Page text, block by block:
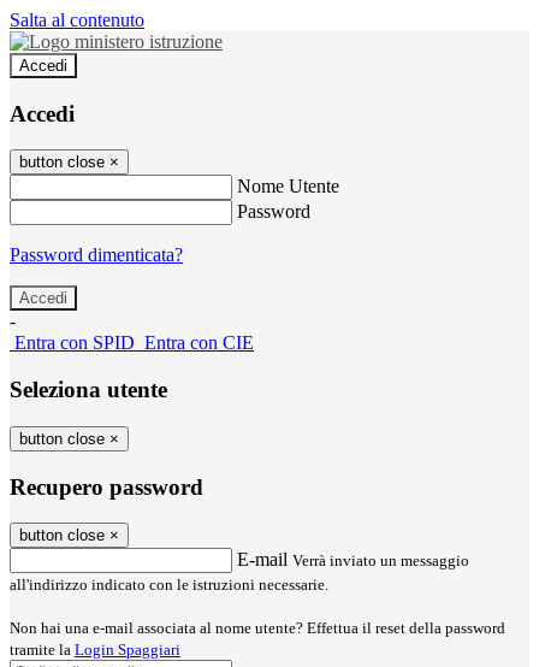
Salta al contenuto
Accedi
Accedi
button close ×
Nome Utente
Password
Password dimenticata?
-
Entra con SPID Entra con CIE
Seleziona utente
button close ×
Recupero password
button close ×
E-mail Verrà inviato un messaggio
all'indirizzo indicato con le istruzioni necessarie.
Non hai una e-mail associata al nome utente? Effettua il reset della password
tramite la Login Spaggiari